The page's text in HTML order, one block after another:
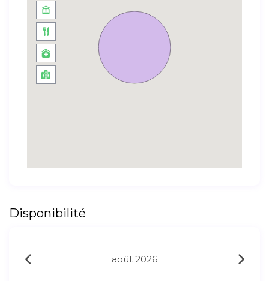
Disponibilité
août 2026